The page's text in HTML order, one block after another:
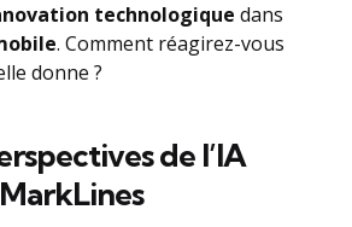
technologique dans
. Comment réagirez-vous
donne ?
de l’IA